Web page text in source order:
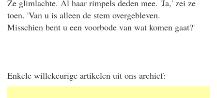
Ze glimlachte. Al haar rimpels deden mee. 'Ja,' zei ze
toen. 'Van u is alleen de stem overgebleven.
Misschien bent u een voorbode van wat komen gaat?'
Enkele willekeurige artikelen uit ons archief: